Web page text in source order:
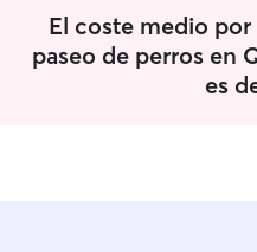
a todos los dias tener
comida, de limpieza y
cosas, maletas, sus
juguetes, sus accesorios,
El coste medio
paseo de perros en
es